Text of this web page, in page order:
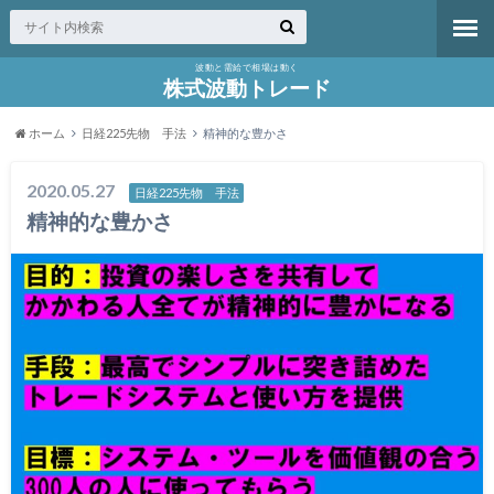
波動と需給で相場は動く
株式波動トレード
ホーム 日経225先物 手法 精神的な豊かさ
2020.05.27 日経225先物 手法
精神的な豊かさ